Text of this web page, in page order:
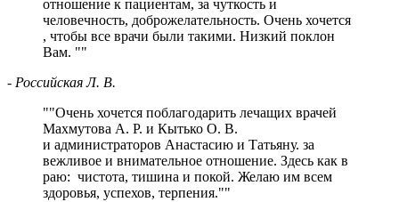
отношение к пациентам, за чуткость и
человечность, доброжелательность. Очень хочется
, чтобы все врачи были такими. Низкий поклон
Вам.
"
- Российская Л. В.
" Очень хочется поблагодарить лечащих врачей
Махмутова А. Р. и Кытько О. В.
и администраторов Анастасию и Татьяну. за
вежливое и внимательное отношение. Здесь как в
раю: чистота, тишина и покой. Желаю им всем
здоровья, успехов, терпения. "